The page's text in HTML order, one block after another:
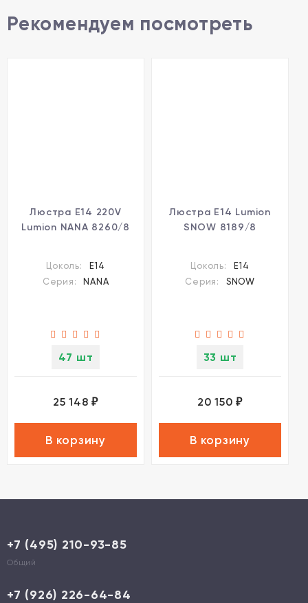
Рекомендуем посмотреть
Люстра E14 220V
Lumion NANA 8260/8
Цоколь:
E14
Серия:
NANA
47 шт
25 148₽
В корзину
Люстра E14 Lumion
SNOW 8189/8
Цоколь:
E14
Серия:
SNOW
33 шт
20 150₽
В корзину
+7 (495) 210-93-85
Общий
+7 (926) 226-64-84